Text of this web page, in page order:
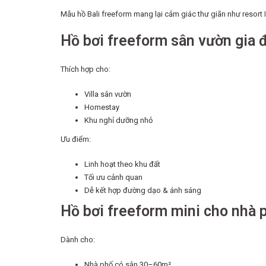
Mẫu hồ Bali freeform mang lại cảm giác thư giãn như resort
Hồ bơi freeform sân vườn gia
Thích hợp cho:
Villa sân vườn
Homestay
Khu nghỉ dưỡng nhỏ
Ưu điểm:
Linh hoạt theo khu đất
Tối ưu cảnh quan
Dễ kết hợp đường dạo & ánh sáng
Hồ bơi freeform mini cho nhà
Dành cho: